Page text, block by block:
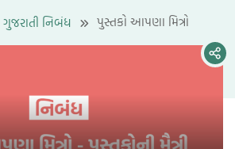
ગુજરાતી નિબંધ પુસ્તકો આપણા મિત્રો